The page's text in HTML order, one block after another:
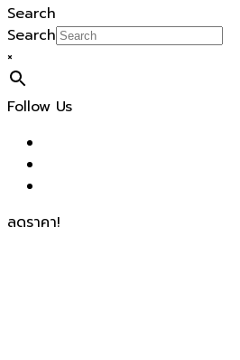
Search
Search
×
Follow Us
ลดราคา!